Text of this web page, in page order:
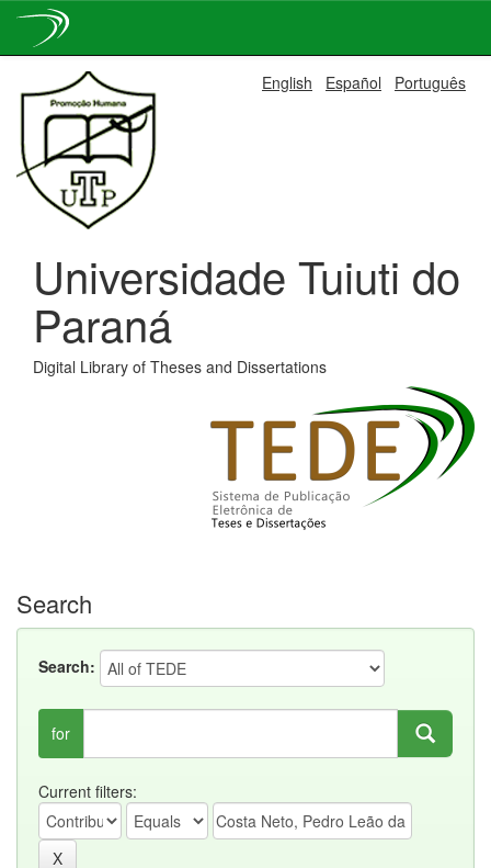
navigation
English Español Português
Universidade Tuiuti do
Paraná
Digital Library of Theses and Dissertations
Search
Search:
for
Current filters: